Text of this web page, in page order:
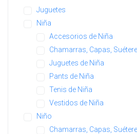
Juguetes
Niña
Accesorios de Niña
Chamarras, Capas,
Juguetes de Niña
Pants de Niña
Tenis de Niña
Vestidos de Niña
Niño
Chamarras, Capas,